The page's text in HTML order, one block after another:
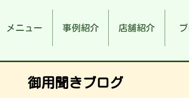
メニュー 事例紹介 店舗紹介
御用聞きブログ